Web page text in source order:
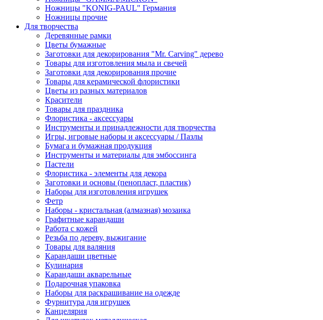
Ножницы "KONIG-PAUL" Германия
Ножницы прочие
Для творчества
Деревянные рамки
Цветы бумажные
Заготовки для декорирования "Mr. Carving" дерево
Товары для изготовления мыла и свечей
Заготовки для декорирования прочие
Товары для керамической флористики
Цветы из разных материалов
Красители
Товары для праздника
Флористика - аксессуары
Инструменты и принадлежности для творчества
Игры, игровые наборы и аксессуары / Пазлы
Бумага и бумажная продукция
Инструменты и материалы для эмбоссинга
Пастели
Флористика - элементы для декора
Заготовки и основы (пенопласт, пластик)
Наборы для изготовления игрушек
Фетр
Наборы - кристальная (алмазная) мозаика
Графитные карандаши
Работа с кожей
Резьба по дереву, выжигание
Товары для валяния
Карандаши цветные
Кулинария
Карандаши акварельные
Подарочная упаковка
Наборы для раскрашивание на одежде
Фурнитура для игрушек
Канцелярия